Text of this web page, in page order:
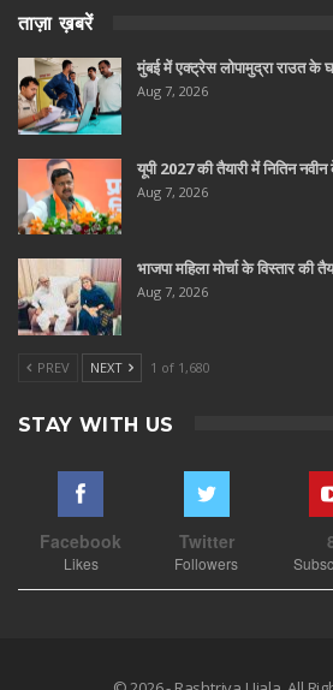
ताज़ा ख़बरें
मुंबई में एक्ट्रेस लोपामुद्रा राउत के
Aug 7, 2026
यूपी 2027 की तैयारी में नितिन
Aug 7, 2026
भाजपा महिला मोर्चा के विस्तार की
Aug 7, 2026
PREV NEXT 1 of 1,680
STAY WITH US
Facebook
Likes
Twitter
Followers